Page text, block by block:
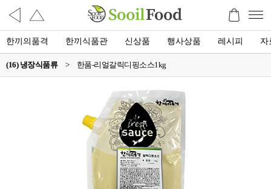
한끼의품격 한끼식품관 신상품 행사상품 레시피 자
(16) 냉장식품류 > 한품-리얼갈릭디핑소스1kg